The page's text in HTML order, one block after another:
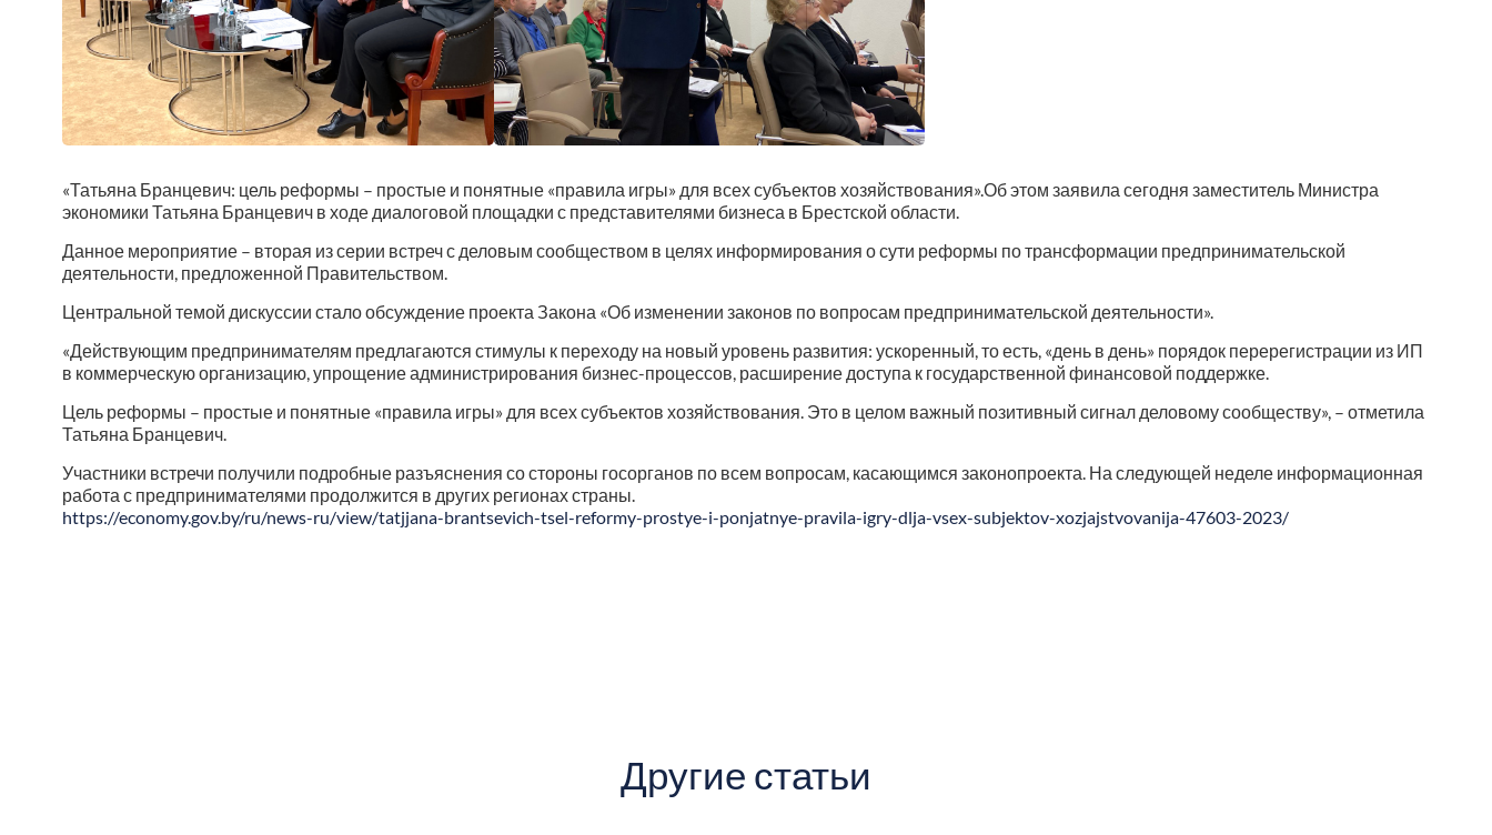
«Татьяна Бранцевич: цель реформы – простые и понятные «правила игры» для всех субъектов хозяйствования».Об этом заявила сегодня заместитель Министра
экономики Татьяна Бранцевич в ходе диалоговой площадки с представителями бизнеса в Брестской области.
Данное мероприятие – вторая из серии встреч с деловым сообществом в целях информирования о сути реформы по трансформации предпринимательской
деятельности, предложенной Правительством.
Центральной темой дискуссии стало обсуждение проекта Закона «Об изменении законов по вопросам предпринимательской деятельности».
«Действующим предпринимателям предлагаются стимулы к переходу на новый уровень развития: ускоренный, то есть, «день в день» порядок перерегистрации из ИП
в коммерческую организацию, упрощение администрирования бизнес-процессов, расширение доступа к государственной финансовой поддержке.
Цель реформы – простые и понятные «правила игры» для всех субъектов хозяйствования. Это в целом важный позитивный сигнал деловому сообществу», – отметила
Татьяна Бранцевич.
Участники встречи получили подробные разъяснения со стороны госорганов по всем вопросам, касающимся законопроекта. На следующей неделе информационная
работа с предпринимателями продолжится в других регионах страны.
https://economy.gov.by/ru/news-ru/view/tatjjana-brantsevich-tsel-reformy-prostye-i-ponjatnye-pravila-igry-dlja-vsex-subjektov-xozjajstvovanija-47603-2023/
Другие статьи